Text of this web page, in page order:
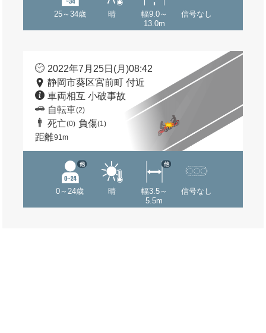
25～34歳 晴
幅9.0～
13.0m
信号なし
2022年7月25日(月)08:42
静岡市葵区宮前町 付近
車両相互 小破事故
自転車(2)
死亡(0) 負傷(1)
距離91m
0～24歳
他
晴
幅3.5～
5.5m
他
信号なし